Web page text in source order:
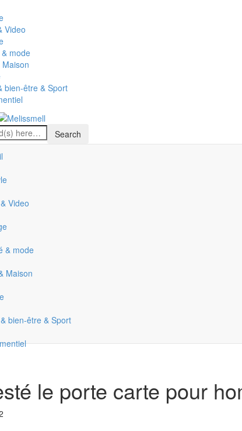
Video
mode
Maison
bien-être & Sport
Video
& mode
Maison
bien-être & Sport
le porte carte pour